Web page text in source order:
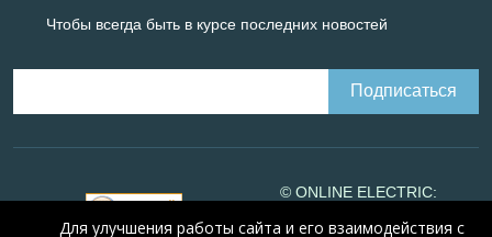
Чтобы всегда быть в курсе последних новостей
© ONLINE ELECTRIC:
Для улучшения работы сайта и его взаимодействия с